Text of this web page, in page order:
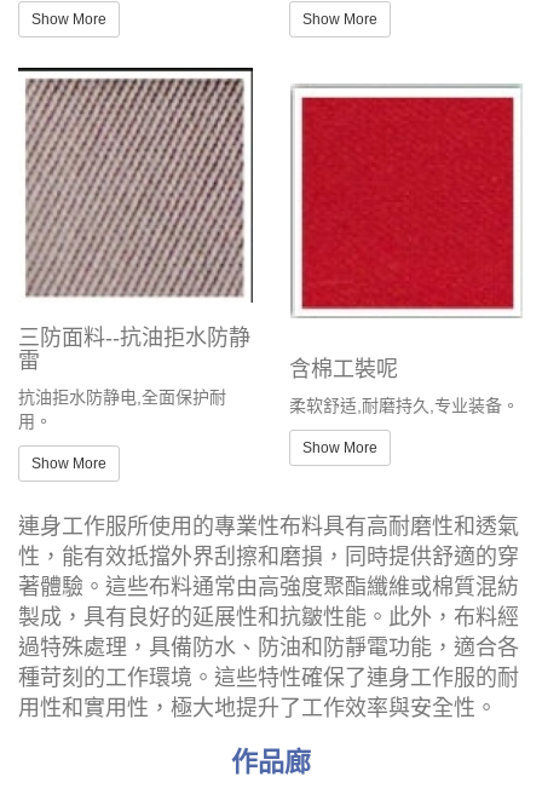
Show More Show More
三防面料--抗油拒水防静
雷
抗油拒水防静电,全面保护耐
用。
Show More
含棉工裝呢
柔软舒适,耐磨持久,专业装备。
Show More
連身工作服所使用的專業性布料具有高耐磨性和透氣
性，能有效抵擋外界刮擦和磨損，同時提供舒適的穿
著體驗。這些布料通常由高強度聚酯纖維或棉質混紡
製成，具有良好的延展性和抗皺性能。此外，布料經
過特殊處理，具備防水、防油和防靜電功能，適合各
種苛刻的工作環境。這些特性確保了連身工作服的耐
用性和實用性，極大地提升了工作效率與安全性。
作品廊